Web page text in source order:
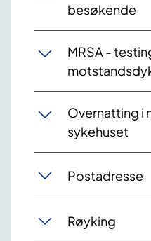
besøkende
MRSA -
Overnatting i
sykehuset
Postadresse
Røyking